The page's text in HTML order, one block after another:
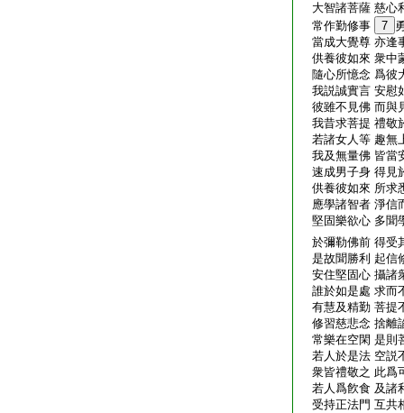
大智諸菩薩 慈心
常作勤修事
7
當成大覺尊 亦逢
供養彼如來 衆中
隨心所憶念 爲彼
我説誠實言 安慰
彼雖不見佛 而與
我昔求菩提 禮敬
若諸女人等 趣無
我及無量佛 皆當
速成男子身 得見
供養彼如來 所求
應學諸智者 淨信
堅固樂欲心 多聞
於彌勒佛前 得受
是故聞勝利 起信
安住堅固心 攝諸
誰於如是處 求而
有慧及精勤 菩提
修習慈悲念 捨離
常樂在空閑 是則
若人於是法 空説
衆皆禮敬之 此爲
若人爲飮食 及諸
受持正法門 互共